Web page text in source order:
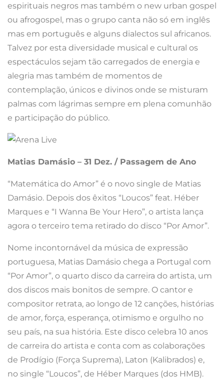
espirituais negros mas também o new urban gospel
ou afrogospel, mas o grupo canta não só em inglês
mas em português e alguns dialectos sul africanos.
Talvez por esta diversidade musical e cultural os
espectáculos sejam tão carregados de energia e
alegria mas também de momentos de
contemplação, únicos e divinos onde se misturam
palmas com lágrimas sempre em plena comunhão
e participação do público.
Matias Damásio – 31 Dez. / Passagem de Ano
“Matemática do Amor” é o novo single de Matias
Damásio. Depois dos êxitos “Loucos” feat. Héber
Marques e “I Wanna Be Your Hero”, o artista lança
agora o terceiro tema retirado do disco “Por Amor”.
Nome incontornável da música de expressão
portuguesa, Matias Damásio chega a Portugal com
“Por Amor”, o quarto disco da carreira do artista, um
dos discos mais bonitos de sempre. O cantor e
compositor retrata, ao longo de 12 canções, histórias
de amor, força, esperança, otimismo e orgulho no
seu país, na sua história. Este disco celebra 10 anos
de carreira do artista e conta com as colaborações
de Prodígio (Força Suprema), Laton (Kalibrados) e,
no single “Loucos”, de Héber Marques (dos HMB).